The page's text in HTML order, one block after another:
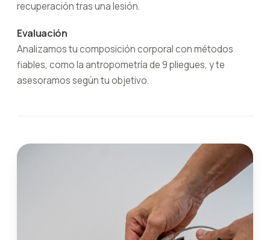
recuperación tras una lesión.
Evaluación
Analizamos tu composición corporal con métodos
fiables, como la antropometría de 9 pliegues, y te
asesoramos según tu objetivo.